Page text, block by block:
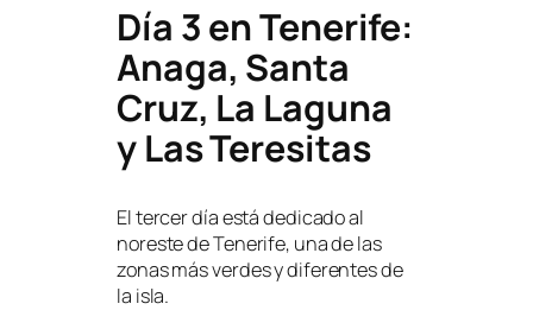
Día 3 en Tenerife:
Anaga, Santa
Cruz, La Laguna
y Las Teresitas
El tercer día está dedicado al
noreste de Tenerife, una de las
zonas más verdes y diferentes de
la isla.